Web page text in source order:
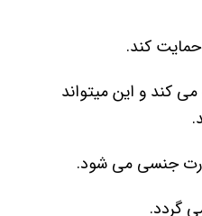
کند و این میتواند